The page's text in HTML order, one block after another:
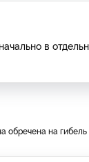
в
обречена на гибель